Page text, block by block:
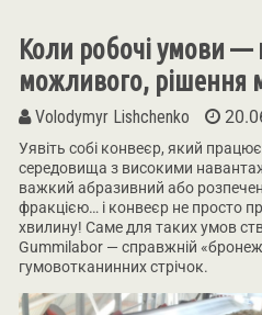
Коли робочі умови —
можливого, рішення
Volodymyr Lishchenko
Уявіть собі конвеєр, який
середовища з високими
важкий абразивний або
фракцією… і конвеєр не просто
хвилину! Саме для таких умов
Gummilabor — справжній
гумовотканинних стрічок.